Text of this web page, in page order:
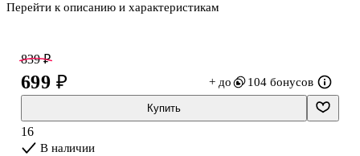
ради этих мальчишек — он, возможно, единственный видит в
его мнению, должен делать.
И когда эти «трудные», не принятые обществом парни, от
которых шарахаются «приличные» люди, в едином порыве
срываются и бегут по шоссе, чтобы догнать и остановить одного
Перейти к описанию и характеристикам
839 ₽
699 ₽ + до 104 бонусов
Купить
16
В наличии